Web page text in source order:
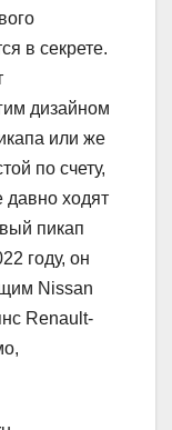
в секрете.
дизайном
или же
по счету,
давно ходят
пикап
году, он
Nissan
Renault-